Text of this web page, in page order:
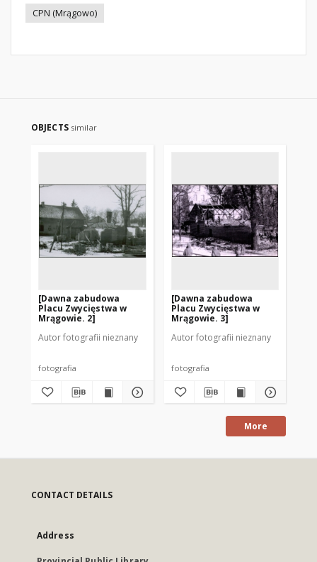
CPN (Mrągowo)
OBJECTS similar
[Dawna zabudowa
Placu Zwycięstwa w
Mrągowie. 2]
Autor fotografii nieznany
fotografia
[Dawna zabudowa
Placu Zwycięstwa w
Mrągowie. 3]
Autor fotografii nieznany
fotografia
More
CONTACT DETAILS
Address